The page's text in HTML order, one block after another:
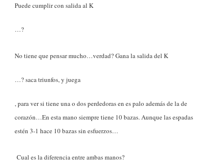
Puede cumplir con salida al K
…?
No tiene que pensar mucho…verdad? Gana la salida del K
…? saca triunfos, y juega
, para ver si tiene una o dos perdedoras en es palo además de la de
corazón…En esta mano siempre tiene 10 bazas. Aunque las espadas
estén 3-1 hace 10 bazas sin esfuerzos…
Cual es la diferencia entre ambas manos?